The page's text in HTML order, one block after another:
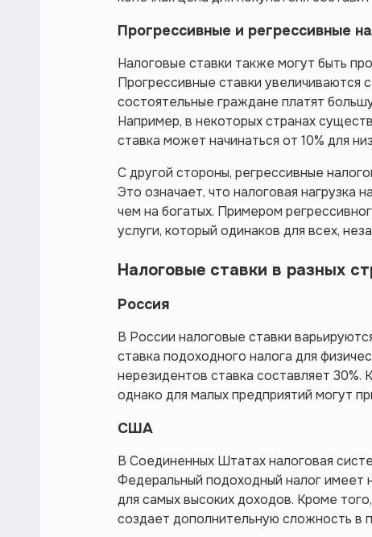
Прогрессивные и регрессивные
Налоговые ставки также могут быть
Прогрессивные ставки увеличиваются
состоятельные граждане платят
Например, в некоторых странах
ставка может начинаться от 10% для
С другой стороны, регрессивные
Это означает, что налоговая
чем на богатых. Примером
услуги, который одинаков для всех,
Налоговые ставки в разных
Россия
В России налоговые ставки
ставка подоходного налога для
нерезидентов ставка составляет 30%.
однако для малых предприятий могут
США
В Соединенных Штатах налоговая
Федеральный подоходный налог имеет
для самых высоких доходов. Кроме
создает дополнительную сложность в